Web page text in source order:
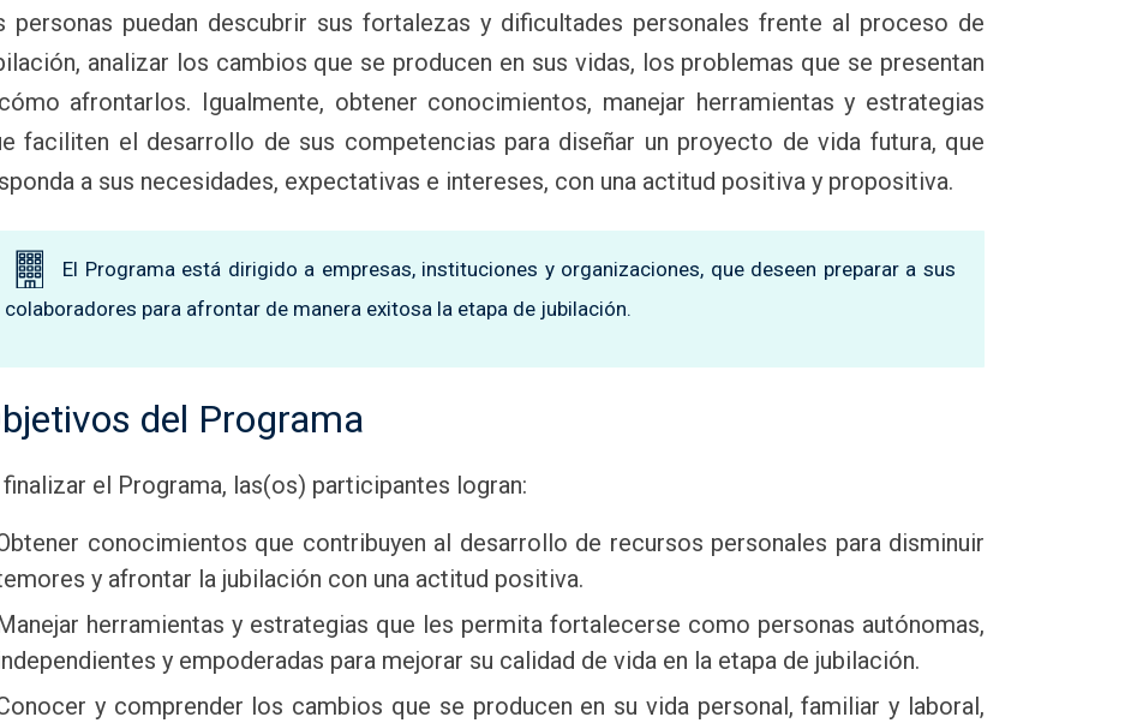
personas puedan descubrir sus fortalezas y dificultades personales frente al proceso de
analizar los cambios que se producen en sus vidas, los problemas que se presentan
afrontarlos. Igualmente, obtener conocimientos, manejar herramientas y estrategias
faciliten el desarrollo de sus competencias para diseñar un proyecto de vida futura, que
a sus necesidades, expectativas e intereses, con una actitud positiva y propositiva.
El Programa está dirigido a empresas, instituciones y organizaciones, que deseen preparar a sus
colaboradores para afrontar de manera exitosa la etapa de jubilación.
del Programa
el Programa, las(os) participantes logran:
conocimientos que contribuyen al desarrollo de recursos personales para disminuir
y afrontar la jubilación con una actitud positiva.
herramientas y estrategias que les permita fortalecerse como personas autónomas,
y empoderadas para mejorar su calidad de vida en la etapa de jubilación.
y comprender los cambios que se producen en su vida personal, familiar y laboral,